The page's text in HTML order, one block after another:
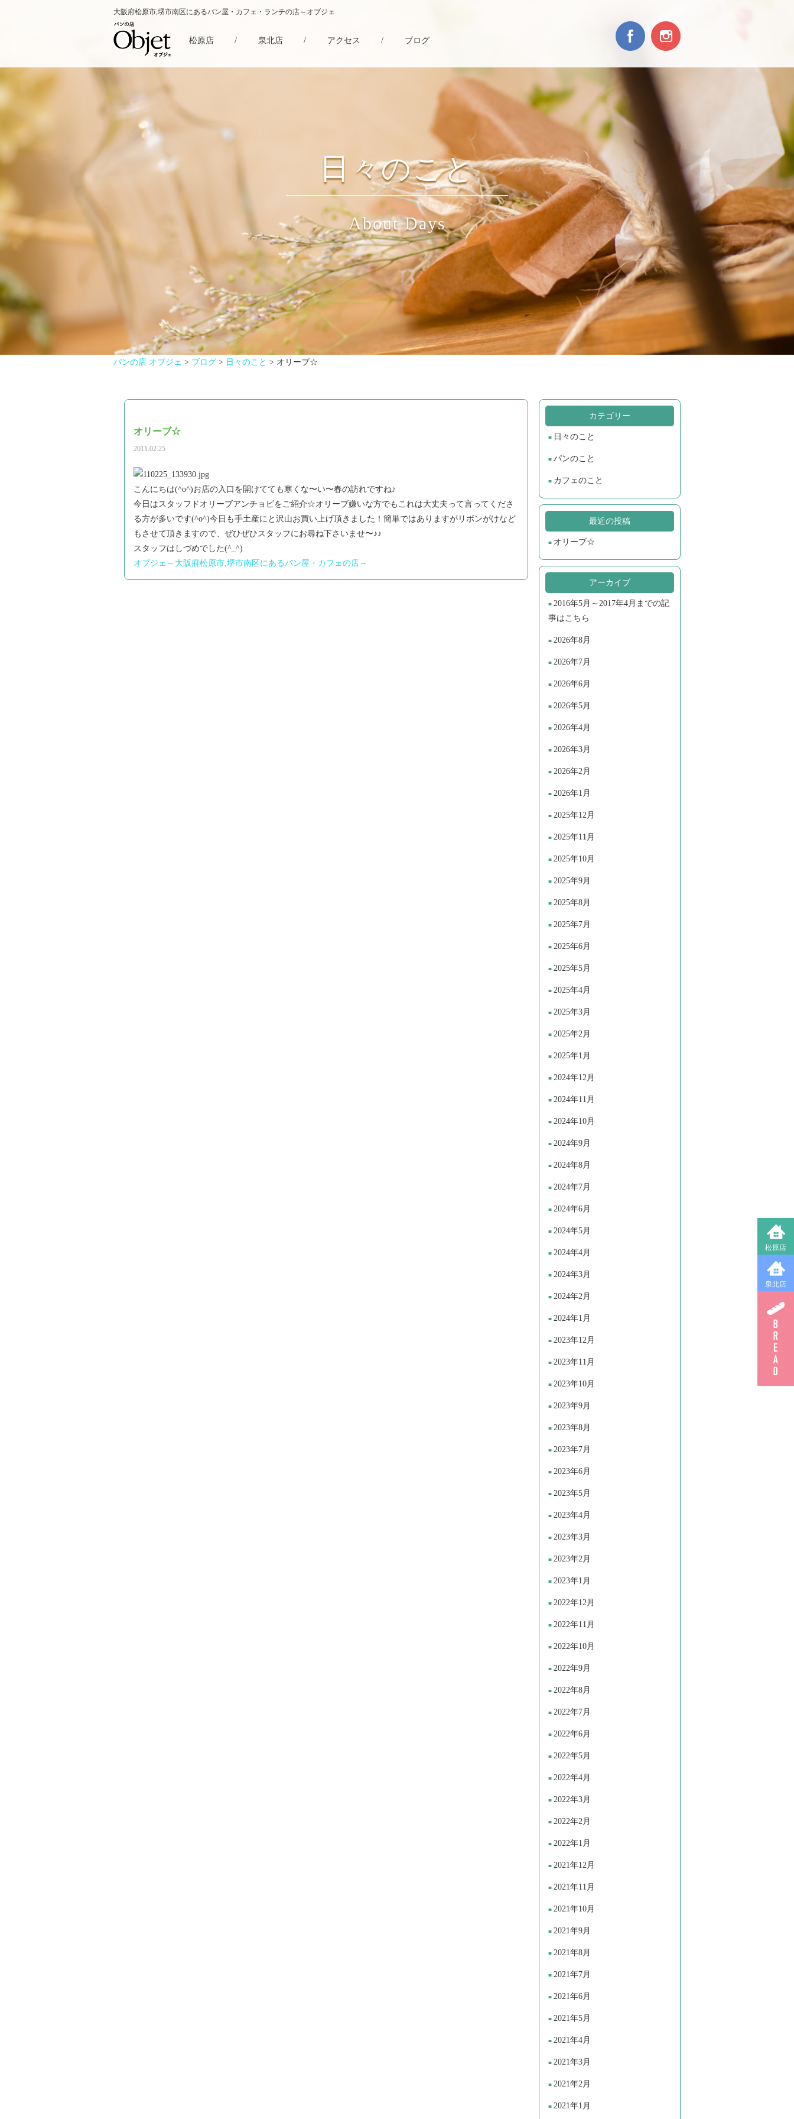
松原店
泉北店
大阪府松原市,堺市南区にあるパン屋・カフェ・ランチの店～オブジェ
松原店 / 泉北店 / アクセス / ブログ
日々のこと
About Days
パンの店 オブジェ > ブログ > 日々のこと > オリーブ☆
オリーブ☆
2011.02.25
こんにちは(^o^)お店の入口を開けてても寒くな〜い〜春の訪れですね♪
今日はスタッフドオリーブアンチョビをご紹介☆オリーブ嫌いな方でもこれは大丈夫って言ってくださ
る方が多いです(^o^)今日も手土産にと沢山お買い上げ頂きました！簡単ではありますがリボンがけなど
もさせて頂きますので、ぜひぜひスタッフにお尋ね下さいませ〜♪♪
スタッフはしづめでした(^_^)
オブジェ～大阪府松原市,堺市南区にあるパン屋・カフェの店～
カテゴリー
日々のこと
パンのこと
カフェのこと
最近の投稿
オリーブ☆
アーカイブ
2016年5月～2017年4月までの記
事はこちら
2026年8月
2026年7月
2026年6月
2026年5月
2026年4月
2026年3月
2026年2月
2026年1月
2025年12月
2025年11月
2025年10月
2025年9月
2025年8月
2025年7月
2025年6月
2025年5月
2025年4月
2025年3月
2025年2月
2025年1月
2024年12月
2024年11月
2024年10月
2024年9月
2024年8月
2024年7月
2024年6月
2024年5月
2024年4月
2024年3月
2024年2月
2024年1月
2023年12月
2023年11月
2023年10月
2023年9月
2023年8月
2023年7月
2023年6月
2023年5月
2023年4月
2023年3月
2023年2月
2023年1月
2022年12月
2022年11月
2022年10月
2022年9月
2022年8月
2022年7月
2022年6月
2022年5月
2022年4月
2022年3月
2022年2月
2022年1月
2021年12月
2021年11月
2021年10月
2021年9月
2021年8月
2021年7月
2021年6月
2021年5月
2021年4月
2021年3月
2021年2月
2021年1月